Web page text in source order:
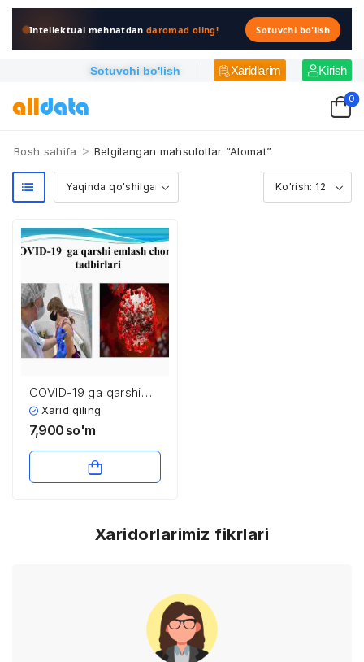
Intellektual mehnatdandaromad oling! Sotuvchi bo'lish
Sotuvchi bo'lish Xaridlarim Kirish
0
Bosh sahifa > Belgilangan mahsulotlar “Alomat”
COVID-19 ga qarshi
emlash chora-
tadbirlari
Xarid qiling
7,900 so'm
Xaridorlarimiz fikrlari